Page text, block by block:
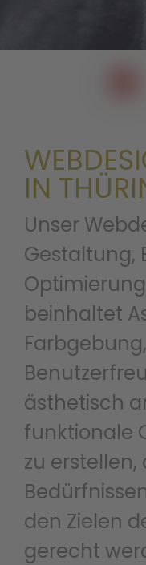
IN
Unser
Gestaltung,
Optimierung
beinhaltet
ästhetisch
funktionale
zu erstellen,
den Zielen
gerecht